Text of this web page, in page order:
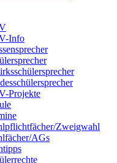
Info
Projekte
Zweigwahl
AGs